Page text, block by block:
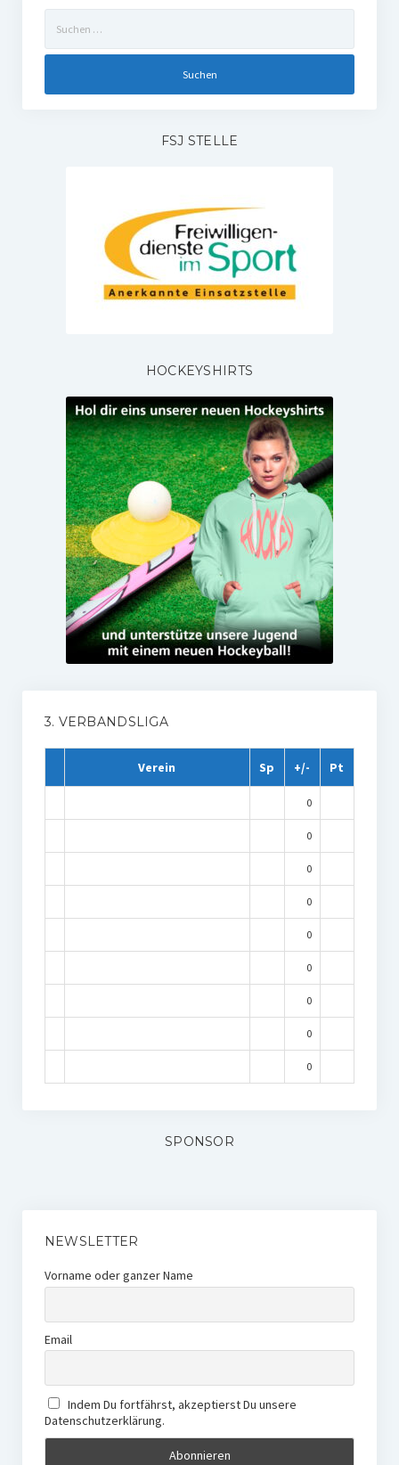
nach:
FSJ STELLE
HOCKEYSHIRTS
3. VERBANDSLIGA
Verein Sp +/- Pt
0
0
0
0
0
0
0
0
0
SPONSOR
NEWSLETTER
Vorname oder ganzer Name
Email
Indem Du fortfährst, akzeptierst Du unsere
Datenschutzerklärung.